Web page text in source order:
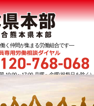
く仲間が集まる労働組合です―
10:00～17:00 月曜～金曜(祝祭日を除く)